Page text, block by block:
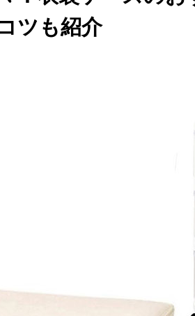
ツも紹介